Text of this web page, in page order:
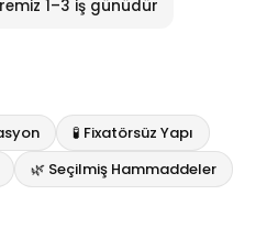
1–3 iş günüdür
🧪 Fixatörsüz Yapı
🌿 Seçilmiş Hammaddeler